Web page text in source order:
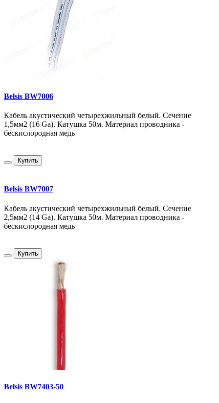
Belsis BW7006
Кабель акустический четырехжильный белый. Сечение
1,5мм2 (16 Ga). Катушка 50м. Материал проводника -
бескислородная медь
Купить
Belsis BW7007
Кабель акустический четырехжильный белый. Сечение
2,5мм2 (14 Ga). Катушка 50м. Материал проводника -
бескислородная медь
Купить
Belsis BW7403-50